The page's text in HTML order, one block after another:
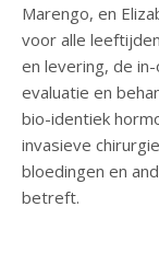
Marengo, en
voor alle
en levering, de
evaluatie en
bio-identiek
invasieve
bloedingen en
betreft.